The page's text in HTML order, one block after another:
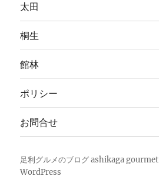
太田
桐生
館林
ポリシー
お問合せ
足利グルメのブログ ashikaga gourmet
WordPress